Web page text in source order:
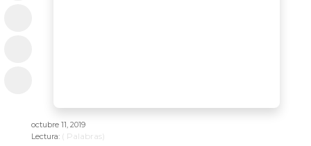
octubre 11, 2019
Lectura: ( Palabras)